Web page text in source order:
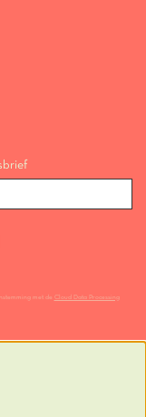
met de Cloud Data Processing